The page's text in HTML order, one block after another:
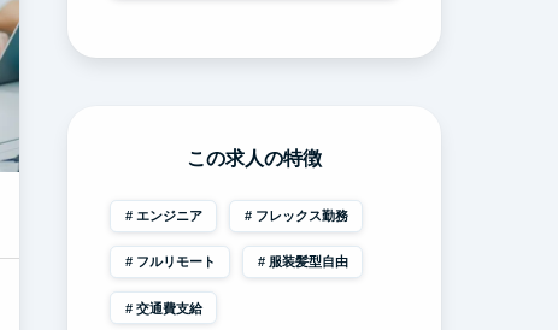
この求人の特徴
エンジニア フレックス勤務
フルリモート 服装髪型自由
交通費支給